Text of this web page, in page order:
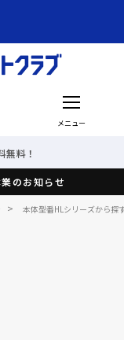
メニュー
無料！
のお知らせ
> 本体型番HLシリーズから探